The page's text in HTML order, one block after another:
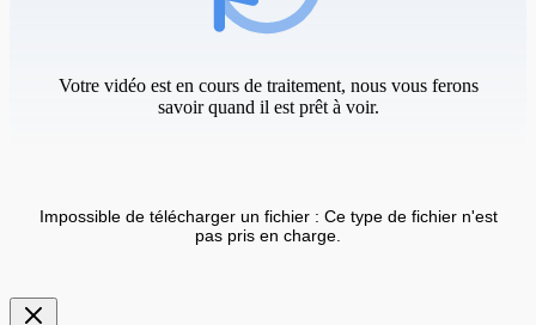
Votre vidéo est en cours de traitement, nous vous ferons
savoir quand il est prêt à voir.
Impossible de télécharger un fichier : Ce type de fichier n'est
pas pris en charge.